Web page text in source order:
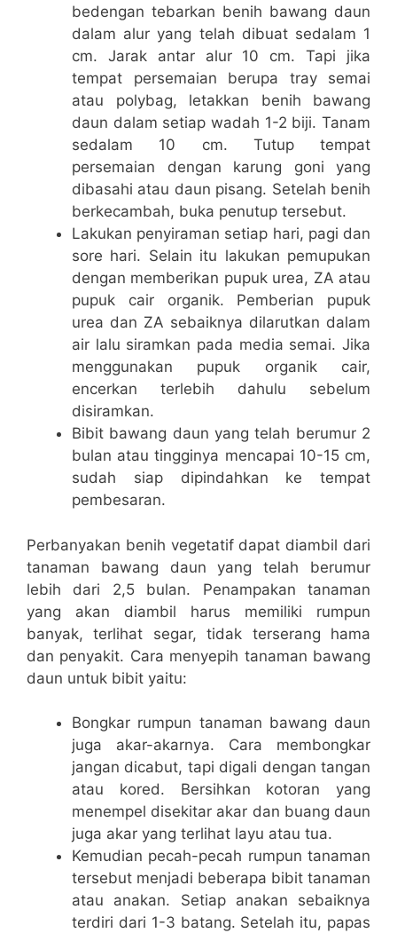
bedengan tebarkan benih bawang daun
dalam alur yang telah dibuat sedalam 1
cm. Jarak antar alur 10 cm. Tapi jika
tempat persemaian berupa tray semai
atau polybag, letakkan benih bawang
daun dalam setiap wadah 1-2 biji. Tanam
sedalam 10 cm. Tutup tempat
persemaian dengan karung goni yang
dibasahi atau daun pisang. Setelah benih
berkecambah, buka penutup tersebut.
Lakukan penyiraman setiap hari, pagi dan
sore hari. Selain itu lakukan pemupukan
dengan memberikan pupuk urea, ZA atau
pupuk cair organik. Pemberian pupuk
urea dan ZA sebaiknya dilarutkan dalam
air lalu siramkan pada media semai. Jika
menggunakan pupuk organik cair,
encerkan terlebih dahulu sebelum
disiramkan.
Bibit bawang daun yang telah berumur 2
bulan atau tingginya mencapai 10-15 cm,
sudah siap dipindahkan ke tempat
pembesaran.
Perbanyakan benih vegetatif dapat diambil dari
tanaman bawang daun yang telah berumur
lebih dari 2,5 bulan. Penampakan tanaman
yang akan diambil harus memiliki rumpun
banyak, terlihat segar, tidak terserang hama
dan penyakit. Cara menyepih tanaman bawang
daun untuk bibit yaitu:
Bongkar rumpun tanaman bawang daun
juga akar-akarnya. Cara membongkar
jangan dicabut, tapi digali dengan tangan
atau kored. Bersihkan kotoran yang
menempel disekitar akar dan buang daun
juga akar yang terlihat layu atau tua.
Kemudian pecah-pecah rumpun tanaman
tersebut menjadi beberapa bibit tanaman
atau anakan. Setiap anakan sebaiknya
terdiri dari 1-3 batang. Setelah itu, papas